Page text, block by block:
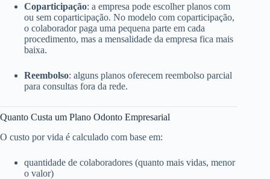
Coparticipação: a empresa pode escolher planos com
ou sem coparticipação. No modelo com coparticipação,
o colaborador paga uma pequena parte em cada
procedimento, mas a mensalidade da empresa fica mais
baixa.
Reembolso: alguns planos oferecem reembolso parcial
para consultas fora da rede.
Quanto Custa um Plano Odonto Empresarial
O custo por vida é calculado com base em:
quantidade de colaboradores (quanto mais vidas, menor
o valor)